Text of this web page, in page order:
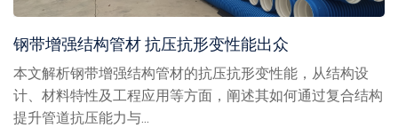
钢带增强结构管材 抗压抗形变性能出众
本文解析钢带增强结构管材的抗压抗形变性能，从结构设
计、材料特性及工程应用等方面，阐述其如何通过复合结构
提升管道抗压能力与...